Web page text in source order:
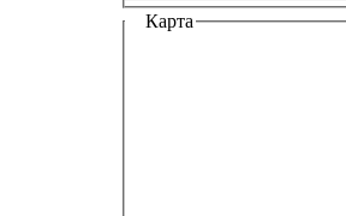
Карта